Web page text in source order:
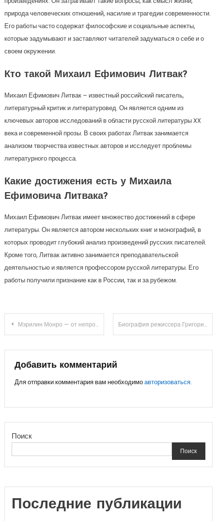
природа человеческих отношений, насилие и трагедии современности.
Его работы часто содержат философские и социальные аспекты,
которые задумывают и заставляют читателей задуматься о себе и о
своем окружении.
Кто такой Михаил Ефимович Литвак?
Михаил Ефимович Литвак – известный российский писатель,
литературный критик и литературовед. Он является одним из
ключевых авторов исследований в области русской литературы XX
века и современной прозы. В своих работах Литвак занимается
анализом творчества известных авторов и исследует проблемы
литературного процесса.
Какие достижения есть у Михаила
Ефимовича Литвака?
Михаил Ефимович Литвак имеет множество достижений в сфере
литературы. Он является автором нескольких книг и монографий, в
которых проводит глубокий анализ произведений русских писателей.
Кроме того, Литвак активно занимается преподавательской
деятельностью и является профессором русской литературы. Его
работы получили признание как в России, так и за рубежом.
Навигация
записям
Мэрилин Монро — от непростого детства до славы и трагической гибели — история жизни и карьеры неповторимой актрисы Биография режиссера Григория Александрова — карьера, достижения, интересные факты
Добавить комментарий
Для отправки комментария вам необходимоавторизоваться.
Поиск
Поиск
Последние публикации